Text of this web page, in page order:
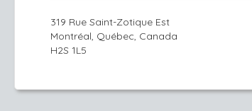
319 Rue Saint-Zotique Est
Montréal, Québec, Canada
H2S 1L5